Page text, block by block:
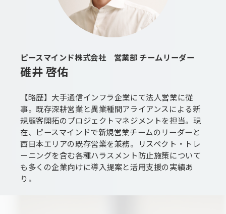
ピースマインド株式会社 営業部 チームリーダー
碓井 啓佑
【略歴】大手通信インフラ企業にて法人営業に従
事。既存深耕営業と異業種間アライアンスによる新
規顧客開拓のプロジェクトマネジメントを担当。現
在、ピースマインドで新規営業チームのリーダーと
西日本エリアの既存営業を兼務。リスペクト・トレ
ーニングを含む各種ハラスメント防止施策について
も多くの企業向けに導入提案と活用支援の実績あ
り。